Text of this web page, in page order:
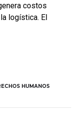
costos
logística. El
HUMANOS